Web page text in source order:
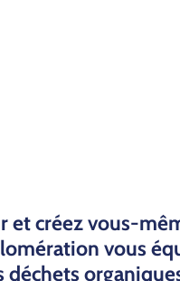
et créez vous-
vous